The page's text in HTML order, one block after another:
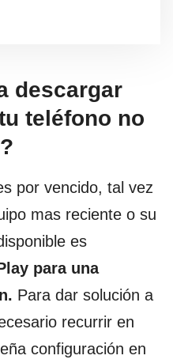
descargar
teléfono no
por vencido, tal vez
mas reciente o su
es
para una
Para dar solución a
recurrir en
configuración en